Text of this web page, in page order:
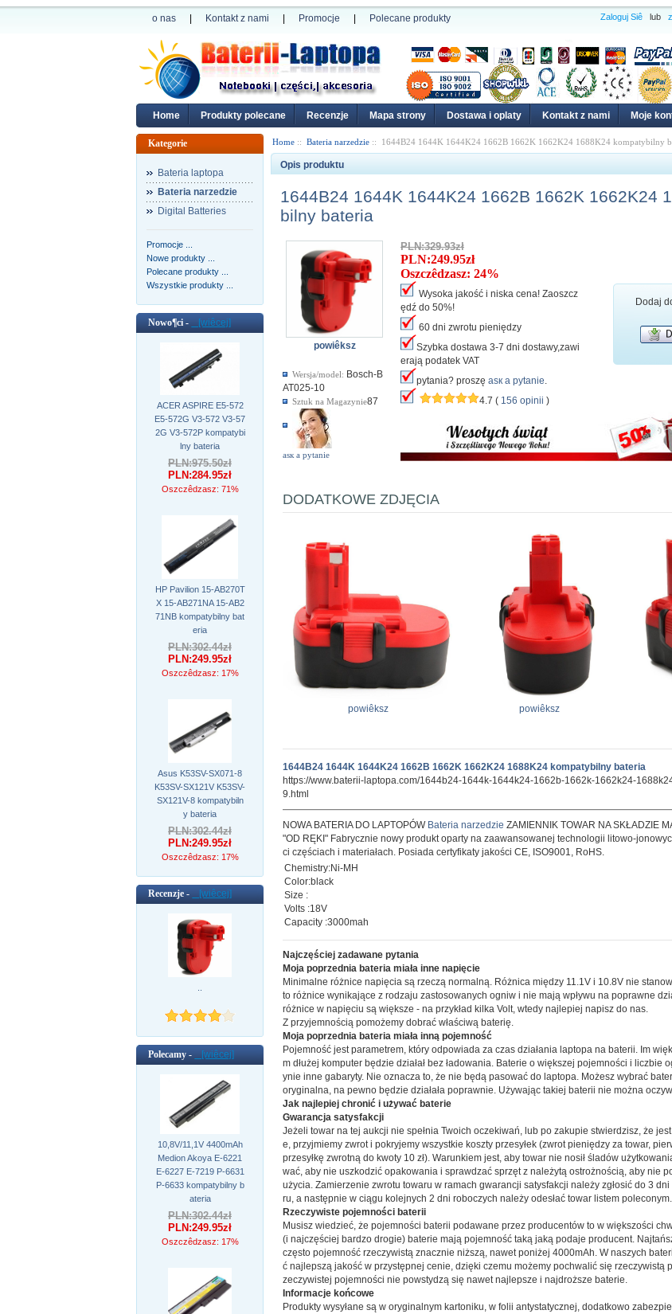
o nas Kontakt z nami Promocje Polecane produkty Zaloguj Siê lub
Home Produkty polecane Recenzje Mapa strony Dostawa i oplaty Kontakt z nami Moje
Kategorie
Bateria laptopa
Bateria narzedzie
Digital Batteries
Promocje ...
Nowe produkty ...
Polecane produkty ...
Wszystkie produkty ...
Nowo¶ci - [wiêcej]
ACER ASPIRE E5-572
E5-572G V3-572 V3-57
2G V3-572P kompatybi
lny bateria
PLN:975.50zł
PLN:284.95zł
Oszczêdzasz: 71%
HP Pavilion 15-AB270T
X 15-AB271NA 15-AB2
71NB kompatybilny bat
eria
PLN:302.44zł
PLN:249.95zł
Oszczêdzasz: 17%
Asus K53SV-SX071-8
K53SV-SX121V K53SV-
SX121V-8 kompatybiln
y bateria
PLN:302.44zł
PLN:249.95zł
Oszczêdzasz: 17%
Recenzje - [wiêcej]
Polecamy - [wiêcej]
10,8V/11,1V 4400mAh
Medion Akoya E-6221
E-6227 E-7219 P-6631
P-6633 kompatybilny b
ateria
PLN:302.44zł
PLN:249.95zł
Oszczêdzasz: 17%
Home :: Bateria narzedzie :: 1644B24 1644K 1644K24 1662B 1662K 1662K24 1688K24 kompatybilny
Opis produktu
1644B24 1644K 1644K24 1662B 1662K 1662K24
bilny bateria
powiêksz
Wersja/model: Bosch-B
AT025-10
Sztuk na Magazynie87
аsк а pytanie
PLN:329.93zł
PLN:249.95zł
Oszczêdzasz: 24%
Wysoka jakość i niska cena! Zaoszcz
ędź do 50%!
60 dni zwrotu pieniędzy
Szybka dostawa 3-7 dni dostawy,zawi
erają podatek VAT
pytania? proszę аsк а pytanie.
4.7 ( 156 opinii )
Dodaj
DODATKOWE ZDJĘCIA
powiêksz powiêksz
1644B24 1644K 1644K24 1662B 1662K 1662K24 1688K24 kompatybilny bateria
https://www.baterii-laptopa.com/1644b24-1644k-1644k24-1662b-1662k-1662k24-
9.html
NOWA BATERIA DO LAPTOPÓW Bateria narzedzie ZAMIENNIK TOWAR NA SKŁADZIE
"OD RĘKI" Fabrycznie nowy produkt oparty na zaawansowanej technologii litowo-
ci częściach i materiałach. Posiada certyfikaty jakości CE, ISO9001, RoHS.
Chemistry:Ni-MH
Color:black
Size :
Volts :18V
Capacity :3000mah
Najczęściej zadawane pytania
Moja poprzednia bateria miała inne napięcie
Minimalne różnice napięcia są rzeczą normalną. Różnica między 11.1V i 10.8V nie
to różnice wynikające z rodzaju zastosowanych ogniw i nie mają wpływu na poprawne
różnice w napięciu są większe - na przykład kilka Volt, wtedy najlepiej napisz do nas.
Z przyjemnością pomożemy dobrać właściwą baterię.
Moja poprzednia bateria miała inną pojemność
Pojemność jest parametrem, który odpowiada za czas działania laptopa na baterii. Im
m dłużej komputer będzie działał bez ładowania. Baterie o większej pojemności i liczbie
ynie inne gabaryty. Nie oznacza to, że nie będą pasować do laptopa. Możesz wybrać
oryginalna, na pewno będzie działała poprawnie. Używając takiej baterii nie można
Jak najlepiej chronić i używać baterie
Gwarancja satysfakcji
Jeżeli towar na tej aukcji nie spełnia Twoich oczekiwań, lub po zakupie stwierdzisz, że
e, przyjmiemy zwrot i pokryjemy wszystkie koszty przesyłek (zwrot pieniędzy za towar,
przesyłkę zwrotną do kwoty 10 zł). Warunkiem jest, aby towar nie nosił śladów
wać, aby nie uszkodzić opakowania i sprawdzać sprzęt z należytą ostrożnością, aby nie
użycia. Zamierzenie zwrotu towaru w ramach gwarancji satysfakcji należy zgłosić do 3
ru, a następnie w ciągu kolejnych 2 dni roboczych należy odesłać towar listem poleconym.
Rzeczywiste pojemności baterii
Musisz wiedzieć, że pojemności baterii podawane przez producentów to w większości
(i najczęściej bardzo drogie) baterie mają pojemność taką jaką podaje producent.
często pojemność rzeczywistą znacznie niższą, nawet poniżej 4000mAh. W naszych
ć najlepszą jakość w przystępnej cenie, dzięki czemu możemy pochwalić się rzeczywistą
zeczywistej pojemności nie powstydzą się nawet najlepsze i najdroższe baterie.
Informacje końcowe
Produkty wysyłane są w oryginalnym kartoniku, w folii antystatycznej, dodatkowo